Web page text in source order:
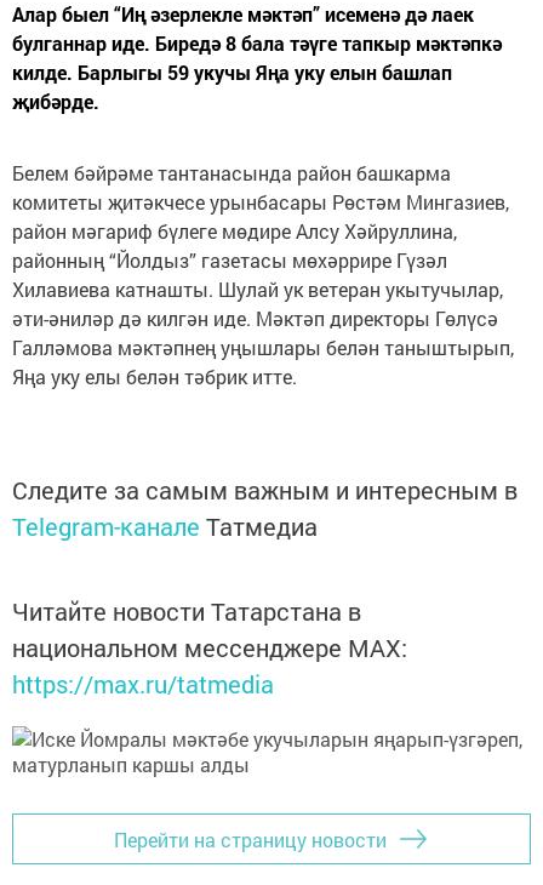
Алар быел “Иң әзерлекле мәктәп” исеменә дә лаек
булганнар иде. Биредә 8 бала тәүге тапкыр мәктәпкә
килде. Барлыгы 59 укучы Яңа уку елын башлап
җибәрде.
Белем бәйрәме тантанасында район башкарма
комитеты җитәкчесе урынбасары Рөстәм Мингазиев,
район мәгариф бүлеге мөдире Алсу Хәйруллина,
районның “Йолдыз” газетасы мөхәррире Гүзәл
Хилавиева катнашты. Шулай ук ветеран укытучылар,
әти-әниләр дә килгән иде. Мәктәп директоры Гөлүсә
Галләмова мәктәпнең уңышлары белән таныштырып,
Яңа уку елы белән тәбрик итте.
Следите за самым важным и интересным в
Telegram-канале Татмедиа
Читайте новости Татарстана в
национальном мессенджере MАХ:
https://max.ru/tatmedia
Перейти на страницу новости